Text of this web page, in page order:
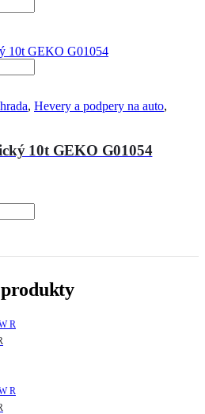
, Hevery a podpery na auto,
10t GEKO G01054